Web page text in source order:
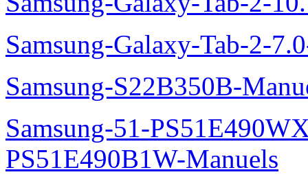
Samsung-Galaxy-Tab-2-
Samsung-S22B350B-
Samsung-51-
PS51E490B1W-Manuels